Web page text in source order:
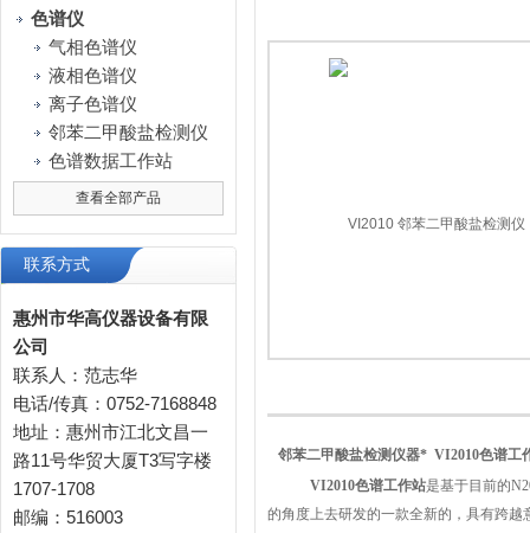
色谱仪
气相色谱仪
液相色谱仪
离子色谱仪
邻苯二甲酸盐检测仪
色谱数据工作站
查看全部产品
联系方式
惠州市华高仪器设备有限
公司
联系人：范志华
电话/传真：0752-7168848
地址：惠州市江北文昌一
路11号华贸大厦T3写字楼
1707-1708
邮编：516003
邻苯二甲酸盐检测仪器* VI2010色谱工
VI2010色谱工作站是基于目前的
的角度上去研发的一款全新的，具有跨